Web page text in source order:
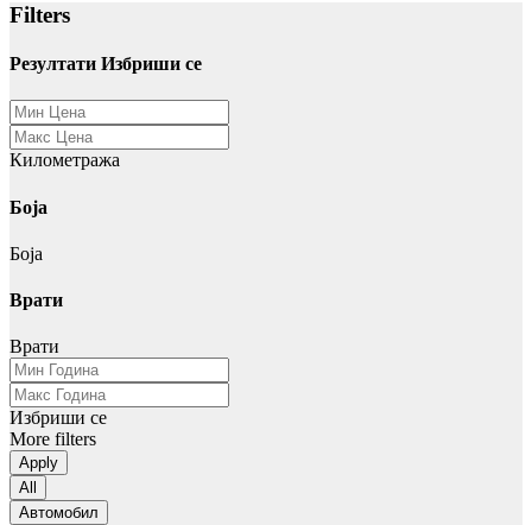
Filters
Резултати Избриши се
Километража
Боја
Боја
Врати
Врати
Избриши се
More filters
Apply
All
Автомобил